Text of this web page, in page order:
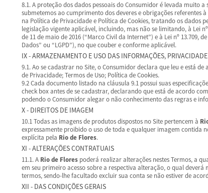
8.1. A proteção dos dados pessoais do Consumidor é levada muito a
submetemos ao cumprimento dos deveres e obrigações referentes
na Política de Privacidade e Política de Cookies, tratando os dados
legislação vigente aplicável, incluindo, mas não se limitando, à Lei nº
de 11 de maio de 2016 (“Marco Civil da Internet”) e à Lei nº 13.709,
Dados” ou “LGPD”), no que couber e conforme aplicável.
IX - ARMAZENAMENTO E USO DAS INFORMAÇÕES,
9.1. Ao se cadastrar no Site, o Consumidor declara que leu e está
de Privacidade; Termos de Uso; Política de Cookies.
9.2 Cada documento listado na cláusula 9.1 possui suas
check box antes de se cadastrar, declarando que está de acordo
podendo o Consumidor alegar o não conhecimento das regras e
X - DIREITOS DE IMAGEM
10.1 Todas as imagens de produtos dispostos no Site pertencem à
expressamente proibido o uso de toda e qualquer imagem contida
explícita pela Rio de Flores.
XI - ALTERAÇÕES CONTRATUAIS
11.1. A Rio de Flores poderá realizar alterações nestes Termos, a
em seu primeiro acesso sobre a respectiva alteração, o qual
termos, sendo-lhe facultado excluir sua conta se não estiver de
XII - DAS CONDIÇÕES GERAIS